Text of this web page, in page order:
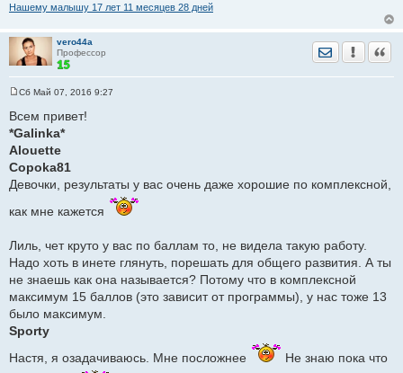
Нашему малышу 17 лет 11 месяцев 28 дней
vero44a
Профессор
Отправить
о
б
щ
е
н
е
Сб Май 07, 2016 9:27
Всем привет!
*Galinka*
Alouette
Copoka81
Девочки, результаты у вас очень даже хорошие по комплексной,
как мне кажется
Лиль, чет круто у вас по баллам то, не видела такую работу.
Надо хоть в инете глянуть, порешать для общего развития. А ты
не знаешь как она называется? Потому что в комплексной
максимум 15 баллов (это зависит от программы), у нас тоже 13
было максимум.
Sporty
Настя, я озадачиваюсь. Мне посложнее
Не знаю пока что